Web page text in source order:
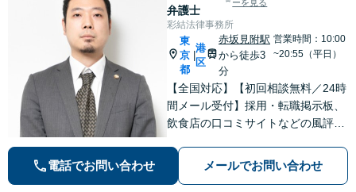
かがい、どんな不
安があるのか、何
を解決したいのか
を正確に読み取り
住以外の方も対
応】
弁護士
ーを見る
彩結法律事務所
東
京
都
港
区
赤坂見附駅
から徒歩3
分
営業時間：10:00
~20:55（平日）
【全国対応】【初回相談無料／24時
間メール受付】採用・転職掲示板、
飲食店の口コミサイトなどの風評被
の種類を問わず相談可。可能な限り
早期対応で駆けつけサポート【労
電話でお問い合わせ メールでお問い合わせ